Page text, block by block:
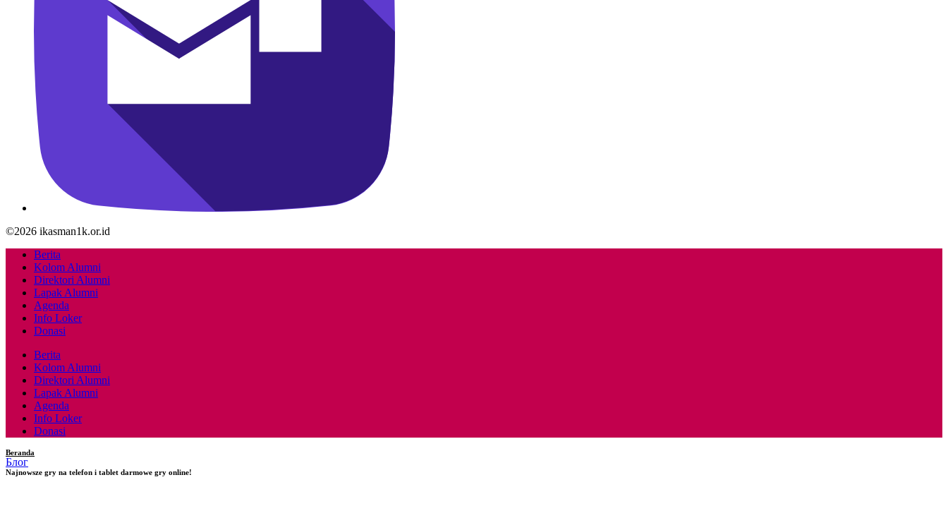
©2026 ikasman1k.or.id
Berita
Kolom Alumni
Direktori Alumni
Lapak Alumni
Agenda
Info Loker
Donasi
Berita
Kolom Alumni
Direktori Alumni
Lapak Alumni
Agenda
Info Loker
Donasi
Beranda
Блог
Najnowsze gry na telefon i tablet darmowe gry online!